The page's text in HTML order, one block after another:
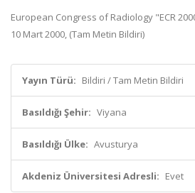
European Congress of Radiology "ECR
10 Mart 2000, (Tam Metin Bildiri)
Yayın Türü: Bildiri / Tam Metin Bildiri
Basıldığı Şehir: Viyana
Basıldığı Ülke: Avusturya
Akdeniz Üniversitesi Adresli: Evet